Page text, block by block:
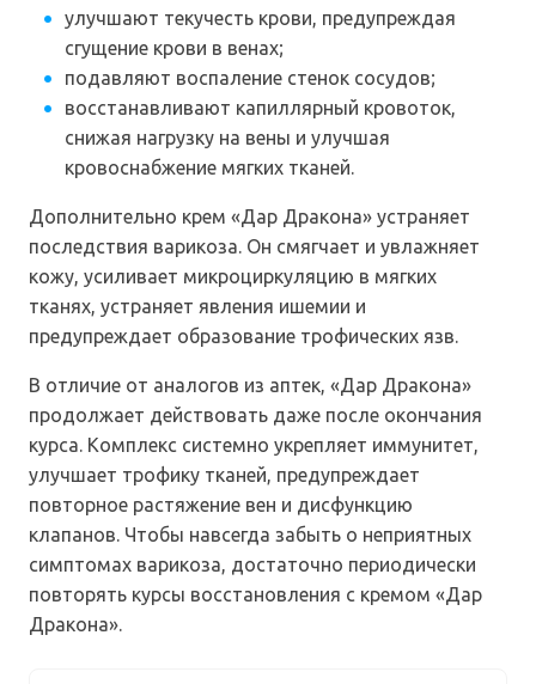
улучшают текучесть крови, предупреждая
сгущение крови в венах;
подавляют воспаление стенок сосудов;
восстанавливают капиллярный кровоток,
снижая нагрузку на вены и улучшая
кровоснабжение мягких тканей.
Дополнительно крем «Дар Дракона» устраняет
последствия варикоза. Он смягчает и увлажняет
кожу, усиливает микроциркуляцию в мягких
тканях, устраняет явления ишемии и
предупреждает образование трофических язв.
В отличие от аналогов из аптек, «Дар Дракона»
продолжает действовать даже после окончания
курса. Комплекс системно укрепляет иммунитет,
улучшает трофику тканей, предупреждает
повторное растяжение вен и дисфункцию
клапанов. Чтобы навсегда забыть о неприятных
симптомах варикоза, достаточно периодически
повторять курсы восстановления с кремом «Дар
Дракона».